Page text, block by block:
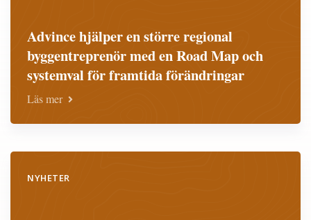
Advince hjälper en större regional
byggentreprenör med en Road Map och
systemval för framtida förändringar
Läs mer
NYHETER